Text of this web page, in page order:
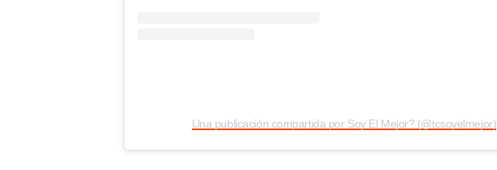
Una publicación compartida por Soy El Mejor? (@tcsoyelmejor)